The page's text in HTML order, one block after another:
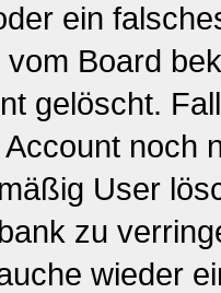
ein
Board
gelöscht.
noch
User
zu
wieder